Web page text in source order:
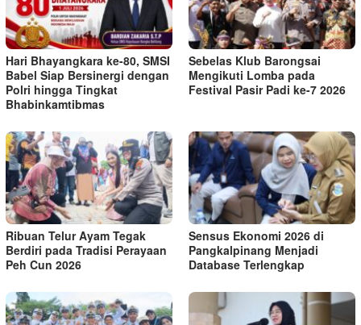
Hari Bhayangkara ke-80, SMSI
Babel Siap Bersinergi dengan
Polri hingga Tingkat
Bhabinkamtibmas
Sebelas Klub Barongsai
Mengikuti Lomba pada
Festival Pasir Padi ke-7 2026
Ribuan Telur Ayam Tegak
Berdiri pada Tradisi Perayaan
Peh Cun 2026
Sensus Ekonomi 2026 di
Pangkalpinang Menjadi
Database Terlengkap